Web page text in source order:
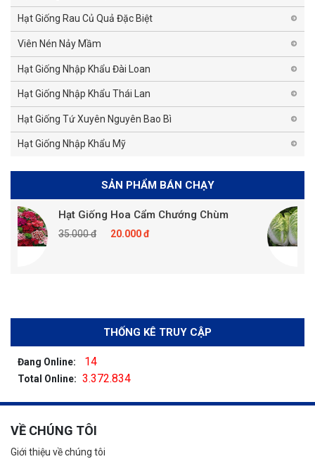
Hạt Giống Rau Củ Quả Đặc Biệt
Viên Nén Nảy Mầm
Hạt Giống Nhập Khẩu Đài Loan
Hạt Giống Nhập Khẩu Thái Lan
Hạt Giống Tứ Xuyên Nguyên Bao Bì
Hạt Giống Nhập Khẩu Mỹ
SẢN PHẨM BÁN CHẠY
Hạt Giống Hoa Cẩm Chướng Chùm
35.000 đ 20.000 đ
THỐNG KÊ TRUY CẬP
Đang Online: 14
Total Online: 3.372.834
VỀ CHÚNG TÔI
Giới thiệu về chúng tôi